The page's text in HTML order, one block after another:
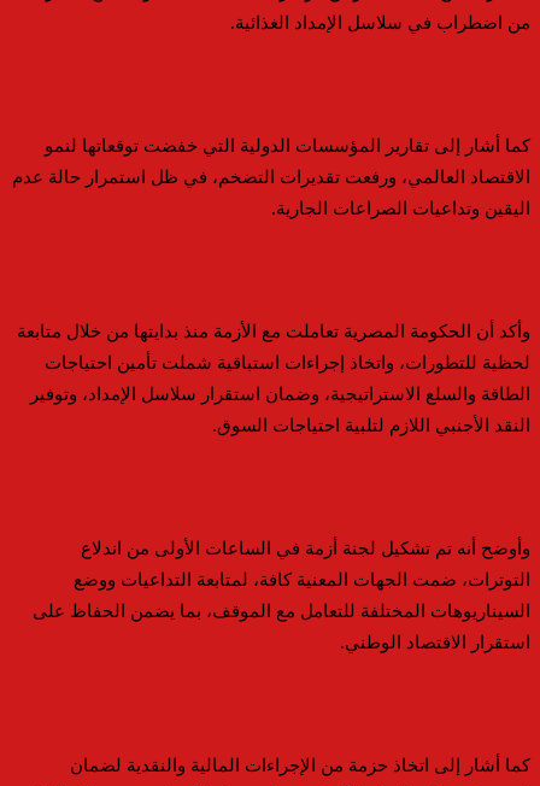
من اضطراب في سلاسل الإمداد الغذائية.
كما أشار إلى تقارير المؤسسات الدولية التي خفضت توقعاتها لنمو
الاقتصاد العالمي، ورفعت تقديرات التضخم، في ظل استمرار حالة عدم
اليقين وتداعيات الصراعات الجارية.
وأكد أن الحكومة المصرية تعاملت مع الأزمة منذ بدايتها من خلال متابعة
لحظية للتطورات، واتخاذ إجراءات استباقية شملت تأمين احتياجات
الطاقة والسلع الاستراتيجية، وضمان استقرار سلاسل الإمداد، وتوفير
النقد الأجنبي اللازم لتلبية احتياجات السوق.
وأوضح أنه تم تشكيل لجنة أزمة في الساعات الأولى من اندلاع
التوترات، ضمت الجهات المعنية كافة، لمتابعة التداعيات ووضع
السيناريوهات المختلفة للتعامل مع الموقف، بما يضمن الحفاظ على
استقرار الاقتصاد الوطني.
كما أشار إلى اتخاذ حزمة من الإجراءات المالية والنقدية لضمان